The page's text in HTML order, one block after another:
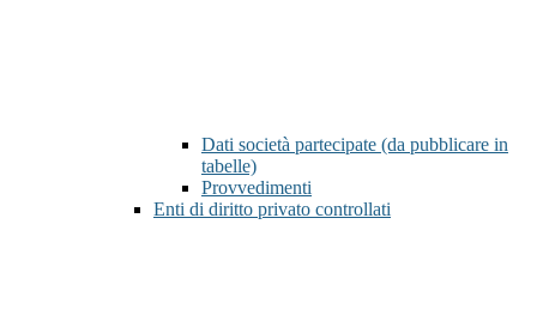
Dati società partecipate (da pubblicare in
tabelle)
Provvedimenti
Enti di diritto privato controllati